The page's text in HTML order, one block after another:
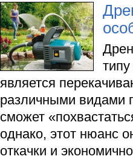
является
различными видами
сможет
однако, этот нюанс
откачки и